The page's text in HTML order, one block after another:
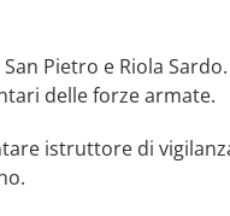
Pietro e Riola
delle forze armate.
istruttore di